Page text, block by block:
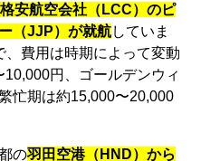
安航空会社（LCC）のピ
（JJP）が就航していま
費用は時期によって変動
円、ゴールデンウィ
忙期は約15,000〜20,000
の羽田空港（HND）から